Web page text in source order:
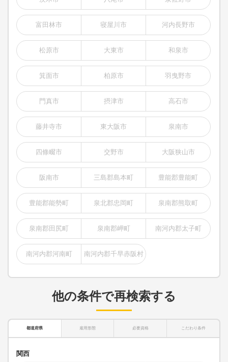
富田林市 寝屋川市 河内長野市
松原市 大東市 和泉市
箕面市 柏原市 羽曳野市
門真市 摂津市 高石市
藤井寺市 東大阪市 泉南市
四條畷市 交野市 大阪狭山市
阪南市 三島郡島本町 豊能郡豊能町
豊能郡能勢町 泉北郡忠岡町 泉南郡熊取町
泉南郡田尻町 泉南郡岬町 南河内郡太子町
南河内郡河南町 南河内郡千早赤阪村
他の条件で再検索する
都道府県 雇用形態 必要資格 こだわり条件
関西